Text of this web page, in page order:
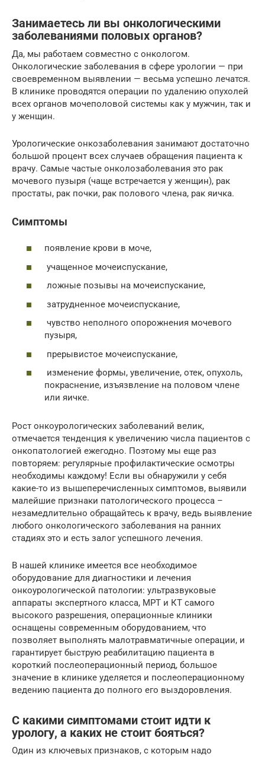
Занимаетесь ли вы онкологическими
заболеваниями половых органов?
Да, мы работаем совместно с онкологом.
Онкологические заболевания в сфере урологии — при
своевременном выявлении — весьма успешно лечатся.
В клинике проводятся операции по удалению опухолей
всех органов мочеполовой системы как у мужчин, так и
у женщин.
Урологические онкозаболевания занимают достаточно
большой процент всех случаев обращения пациента к
врачу. Самые частые онколозаболевания это рак
мочевого пузыря (чаще встречается у женщин), рак
простаты, рак почки, рак полового члена, рак яичка.
Симптомы
появление крови в моче,
учащенное мочеиспускание,
ложные позывы на мочеиспускание,
затрудненное мочеиспускание,
чувство неполного опорожнения мочевого
пузыря,
прерывистое мочеиспускание,
изменение формы, увеличение, отек, опухоль,
покраснение, изъязвление на половом члене
или яичке.
Рост онкоурологических заболеваний велик,
отмечается тенденция к увеличению числа пациентов с
онкопатологией ежегодно. Поэтому мы еще раз
повторяем: регулярные профилактические осмотры
необходимы каждому! Если вы обнаружили у себя
какие-то из вышеперечисленных симптомов, выявили
малейшие признаки патологического процесса –
незамедлительно обращайтесь к врачу, ведь выявление
любого онкологического заболевания на ранних
стадиях это и есть залог успешного лечения.
В нашей клинике имеется все необходимое
оборудование для диагностики и лечения
онкоурологической патологии: ультразвуковые
аппараты экспертного класса, МРТ и КТ самого
высокого разрешения, операционные клиники
оснащены современным оборудованием, что
позволяет выполнять малотравматичные операции, и
гарантирует быструю реабилитацию пациента в
короткий послеоперационный период, большое
значение в клинике уделяется и послеоперационному
ведению пациента до полного его выздоровления.
С какими симптомами стоит идти к
урологу, а каких не стоит бояться?
Один из ключевых признаков, с которым надо